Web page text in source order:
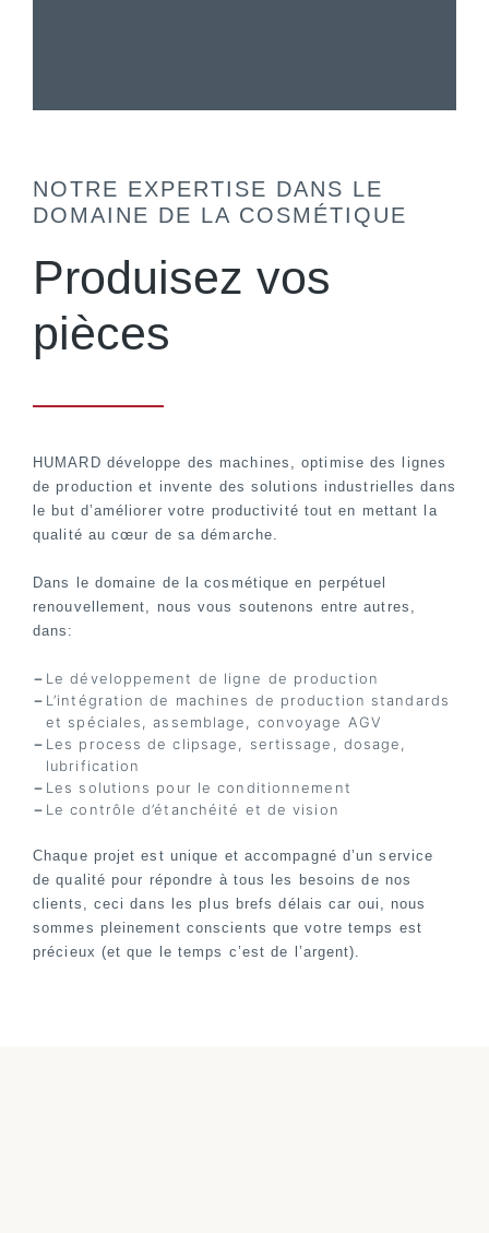
NOTRE EXPERTISE DANS LE
DOMAINE DE LA COSMÉTIQUE
Produisez vos
pièces
HUMARD développe des machines, optimise des lignes
de production et invente des solutions industrielles dans
le but d’améliorer votre productivité tout en mettant la
qualité au cœur de sa démarche.
Dans le domaine de la cosmétique en perpétuel
renouvellement, nous vous soutenons entre autres,
dans:
Le développement de ligne de production
L’intégration de machines de production standards
et spéciales, assemblage, convoyage AGV
Les process de clipsage, sertissage, dosage,
lubrification
Les solutions pour le conditionnement
Le contrôle d’étanchéité et de vision
Chaque projet est unique et accompagné d’un service
de qualité pour répondre à tous les besoins de nos
clients, ceci dans les plus brefs délais car oui, nous
sommes pleinement conscients que votre temps est
précieux (et que le temps c’est de l’argent).